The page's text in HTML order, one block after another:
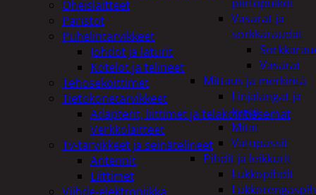
Vasarat ja
sorkkaraudat
Vasarat
Mittaus ja merkintä
Linjalangat ja
kynät
Mitat
Vatupassit
Pihdit ja leikkurit
Lukkopihdit
Oheislaitteet
Paristot
Puhelintarvikkeet
Johdot ja laturit
Kotelot ja telineet
Tehosekoittimet
Tietokonetarvikkeet
Adapterit, liittimet ja telakointiasemat
Verkkolaitteet
Tv-tarvikkeet ja seinätelineet
Antennit
Liittimet
Viihde-elektroniikka